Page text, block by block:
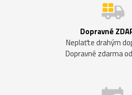
Dopravné
Neplaťte drahým
Dopravné zdarma